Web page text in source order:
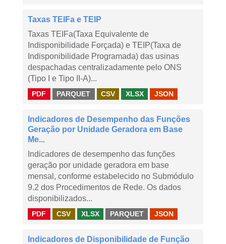
Taxas TEIFa e TEIP
Taxas TEIFa(Taxa Equivalente de
Indisponibilidade Forçada) e TEIP(Taxa de
Indisponibilidade Programada) das usinas
despachadas centralizadamente pelo ONS
(Tipo I e Tipo II-A)...
PDF PARQUET CSV XLSX JSON
Indicadores de Desempenho das Funções
Geração por Unidade Geradora em Base
Me...
Indicadores de desempenho das funções
geração por unidade geradora em base
mensal, conforme estabelecido no Submódulo
9.2 dos Procedimentos de Rede. Os dados
disponibilizados...
PDF CSV XLSX PARQUET JSON
Indicadores de Disponibilidade de Função